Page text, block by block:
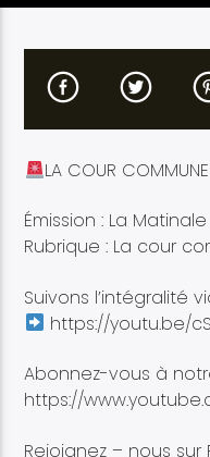
Artist
Etele en direct
LA COUR COMMUNE
Émission : La Matinale
Rubrique : La cour
Suivons l’intégralité
https://youtu.be/
Abonnez-vous à
https://
Rejoignez – nous sur